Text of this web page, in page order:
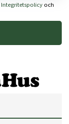
Integritetspolicy och